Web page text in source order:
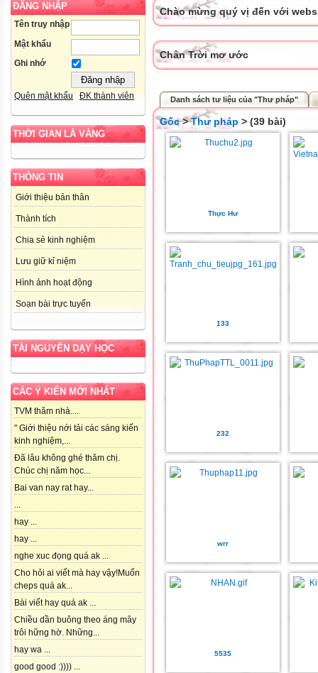
ĐĂNG NHẬP
Tên truy nhập
Mật khẩu
Ghi nhớ
Quên mật khẩu ĐK thành viên
THỜI GIAN LÀ VÀNG
THÔNG TIN
Giới thiệu bản thân
Thành tích
Chia sẻ kinh nghiệm
Lưu giữ kỉ niệm
Hình ảnh hoạt động
Soạn bài trực tuyến
TÀI NGUYÊN DẠY HỌC
CÁC Ý KIẾN MỚI NHẤT
TVM thăm nhà....
" Giới thiệu nới tải các sáng kiến
kinh nghiệm,...
Đã lâu không ghé thăm chị.
Chúc chị năm học...
Bai van nay rat hay...
...
hay ...
hay ...
nghe xuc đọng quá ak ...
Cho hỏi ai viết mà hay vậy!Muốn
cheps quá ak...
Bài viết hay quá ak ...
Chiều dần buông theo áng mây
trôi hững hờ. Những...
hay wa ...
good good :)))) ...
Chào mừng quý vị đến với
Chân Trời mơ ước
Danh sách tư liệu của "Thư pháp"
Gốc>Thư pháp > (39 bài)
Thực Hư
133
232
wrr
5535